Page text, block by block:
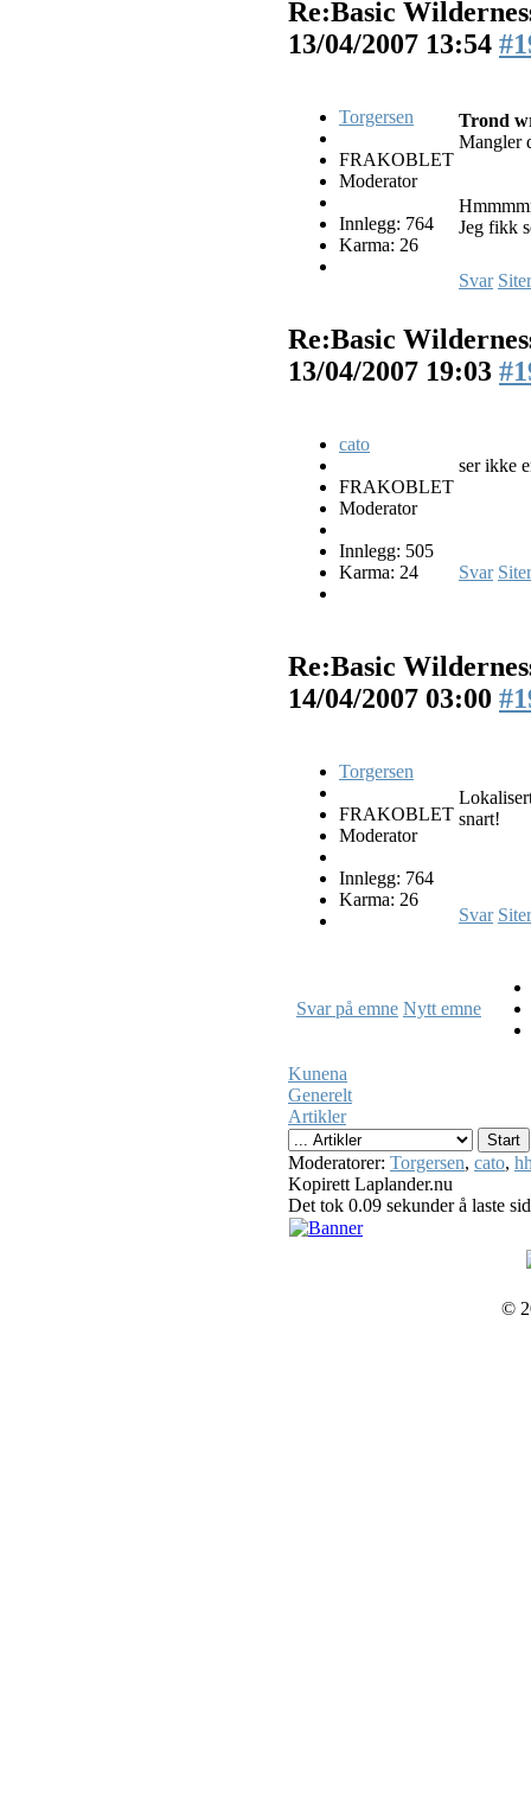
Re:Basic
13/04/2007 13:54
Torgersen
FRAKOBLET
Moderator
Innlegg: 764
Karma: 26
Trond
Mangler
Jeg fikk
Svar Siter
Re:Basic
13/04/2007 19:03
cato
FRAKOBLET
Moderator
Innlegg: 505
Karma: 24
ser ikke
Svar Siter
Re:Basic
14/04/2007 03:00
Torgersen
FRAKOBLET
Moderator
Innlegg: 764
Karma: 26
snart!
Svar Siter
Svar på emne Nytt emne
Kunena
Generelt
Artikler
Moderatorer: Torgersen, cato,
Kopirett Laplander.nu
Det tok 0.09 sekunder å laste
©